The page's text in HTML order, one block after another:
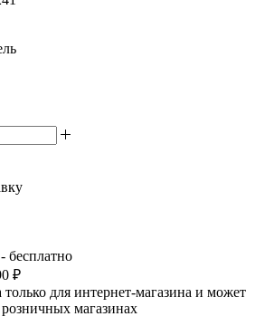
бесплатно
₽
для интернет-магазина и может
магазинах